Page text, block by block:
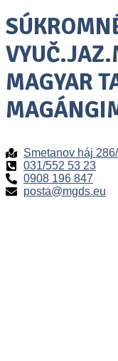
MAGYAR
Smetanov háj
031/552 53 23
0908 196 847
posta@mgds.eu